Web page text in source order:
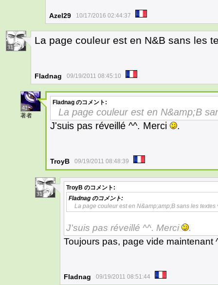
Azel29 10/17/2016 02:44:37
31
La page couleur est en N&B sans les
Fladnag 09/19/2011 08:45:10
41
著者
Fladnag のコメント:
La page couleur est en N&amp;B
J'suis pas réveillé ^^. Merci
.
TroyB 09/19/2011 08:48:39
31
TroyB のコメント:
Fladnag のコメント:
La page couleur est en N&amp;amp;B sans les textes
J'suis pas réveillé ^^. Merci .
Toujours pas, page vide maintenant
Fladnag 09/19/2011 08:51:44